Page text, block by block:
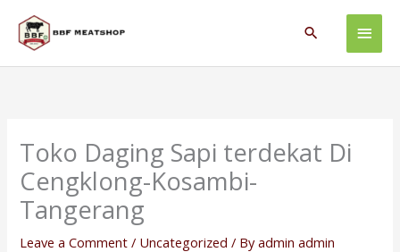
content
Main
Search
Toko Daging Sapi terdekat Di
Cengklong-Kosambi-
Tangerang
Leave a Comment / Uncategorized / Byadmin admin